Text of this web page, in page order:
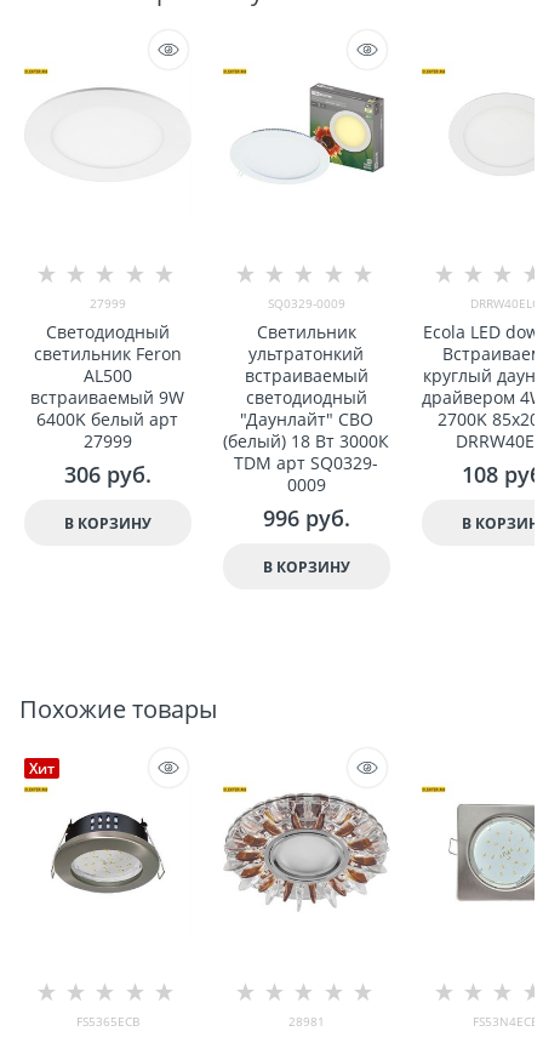
27999
Светодиодный
светильник Feron
AL500
встраиваемый 9W
6400K белый арт
27999
306 руб.
В КОРЗИНУ
SQ0329-0009
Светильник
ультратонкий
встраиваемый
светодиодный
"Даунлайт" СВО
(белый) 18 Вт 3000К
TDM арт SQ0329-
0009
996 руб.
В КОРЗИНУ
DRRW40ELC
Ecola LED
круглый
драйвером
2700K
108
В
Похожие товары
Хит
FS5365ECB 28981 FS53N4ECB